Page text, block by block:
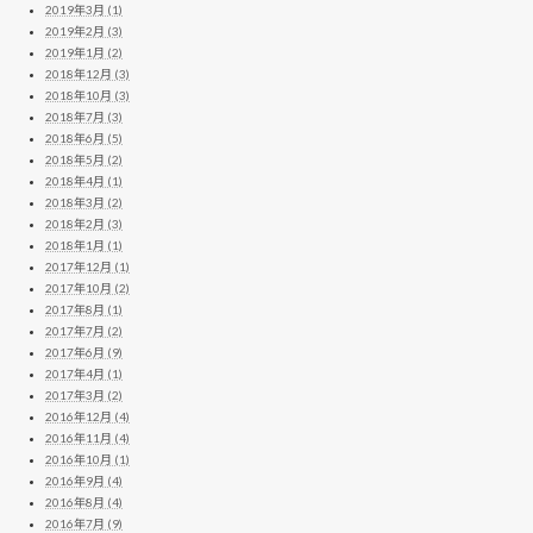
2019年3月 (1)
2019年2月 (3)
2019年1月 (2)
2018年12月 (3)
2018年10月 (3)
2018年7月 (3)
2018年6月 (5)
2018年5月 (2)
2018年4月 (1)
2018年3月 (2)
2018年2月 (3)
2018年1月 (1)
2017年12月 (1)
2017年10月 (2)
2017年8月 (1)
2017年7月 (2)
2017年6月 (9)
2017年4月 (1)
2017年3月 (2)
2016年12月 (4)
2016年11月 (4)
2016年10月 (1)
2016年9月 (4)
2016年8月 (4)
2016年7月 (9)